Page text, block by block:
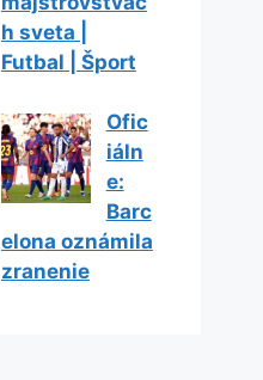
h sveta |
Futbal | Šport
Ofic
iáln
e:
Barc
elona oznámila
zranenie